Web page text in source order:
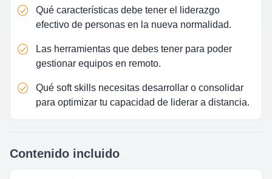
Qué características debe tener el liderazgo
efectivo de personas en la nueva normalidad.
Las herramientas que debes tener para poder
gestionar equipos en remoto.
Qué soft skills necesitas desarrollar o consolidar
para optimizar tu capacidad de liderar a distancia.
Contenido incluido